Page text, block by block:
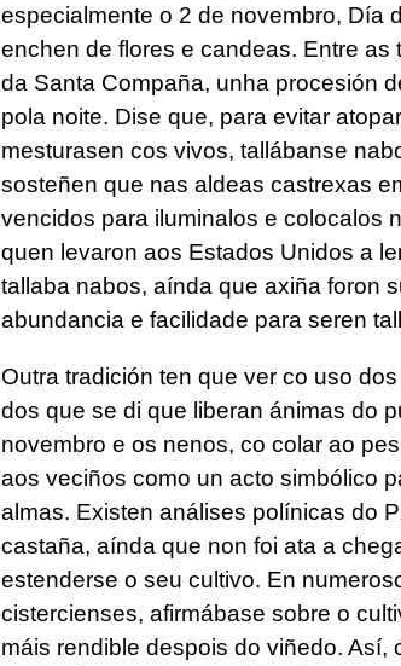
especialmente o 2 de novembro, Día
enchen de flores e candeas. Entre
da Santa Compaña, unha procesión
pola noite. Dise que, para evitar
mesturasen cos vivos, tallábanse
sosteñen que nas aldeas castrexas
vencidos para iluminalos e colocalos
quen levaron aos Estados Unidos a
tallaba nabos, aínda que axiña foron
abundancia e facilidade para seren
Outra tradición ten que ver co uso
dos que se di que liberan ánimas do
novembro e os nenos, co colar ao
aos veciños como un acto simbólico
almas. Existen análises polínicas do
castaña, aínda que non foi ata a
estenderse o seu cultivo. En
cistercienses, afirmábase sobre o
máis rendible despois do viñedo.